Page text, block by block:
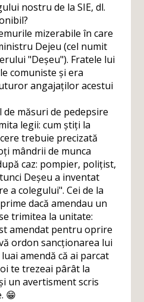
nostru de la SIE, dl.
mizerabile în care
Dejeu (cel numit
"Deșeu"). Fratele lui
comuniste și era
angajaților acestui
măsuri de pedepsire
legii: cum știți la
trebuie precizată
mândrii de munca
caz: pompier, polițist,
Deșeu a inventat
a colegului". Cei de la
dacă amendau un
trimitea la unitate:
amendat pentru oprire
ordon sancționarea lui
amendă că ai parcat
te trezeai pârât la
un avertisment scris
😁